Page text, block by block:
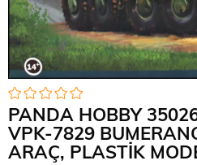
PANDA HOBBY
VPK-7829
ARAÇ, PLASTIK